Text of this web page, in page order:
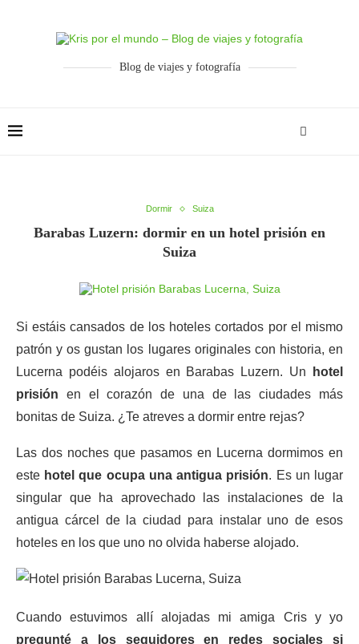
Blog de viajes y fotografía
Dormir Suiza
Barabas Luzern: dormir en un hotel prisión en
Suiza
Si estáis cansados de los hoteles cortados por el mismo
patrón y os gustan los lugares originales con historia, en
Lucerna podéis alojaros en Barabas Luzern. Un
hotel
prisión en el corazón de una de las ciudades más
bonitas de Suiza. ¿Te atreves a dormir entre rejas?
Las dos noches que pasamos en Lucerna dormimos en
este hotel que ocupa una antigua prisión. Es un lugar
singular que ha aprovechado las instalaciones de la
antigua cárcel de la ciudad para instalar uno de esos
hoteles en los que uno no olvida haberse alojado.
Cuando estuvimos allí alojadas mi amiga Cris y yo
pregunté a los seguidores en redes sociales si